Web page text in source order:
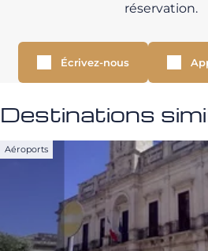
réservation.
Écrivez-nous
Destinations
Aéroports